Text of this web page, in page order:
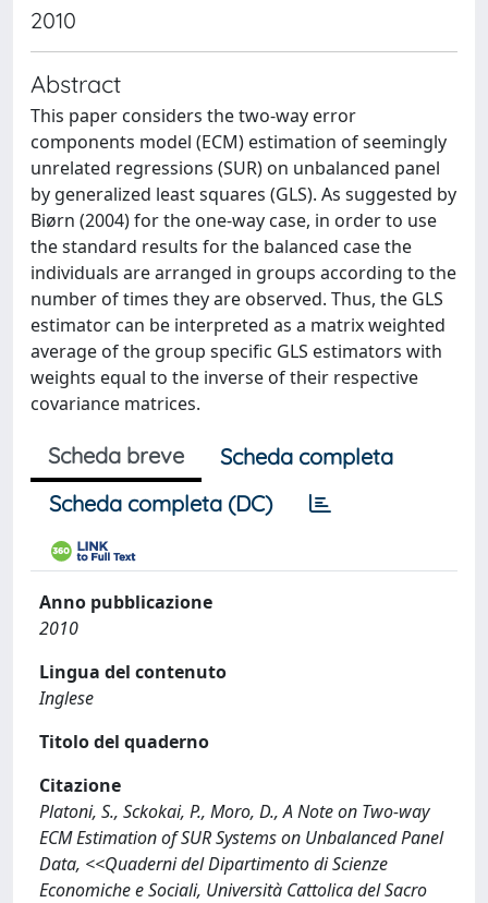
2010
Abstract
This paper considers the two-way error
components model (ECM) estimation of seemingly
unrelated regressions (SUR) on unbalanced panel
by generalized least squares (GLS). As suggested by
Biørn (2004) for the one-way case, in order to use
the standard results for the balanced case the
individuals are arranged in groups according to the
number of times they are observed. Thus, the GLS
estimator can be interpreted as a matrix weighted
average of the group specific GLS estimators with
weights equal to the inverse of their respective
covariance matrices.
Scheda breve
Scheda completa
Scheda completa (DC)
Anno pubblicazione
2010
Lingua del contenuto
Inglese
Titolo del quaderno
Citazione
Platoni, S., Sckokai, P., Moro, D., A Note on Two-way
ECM Estimation of SUR Systems on Unbalanced Panel
Data, <<Quaderni del Dipartimento di Scienze
Economiche e Sociali, Università Cattolica del Sacro